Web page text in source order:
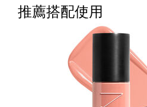
推薦搭配使用